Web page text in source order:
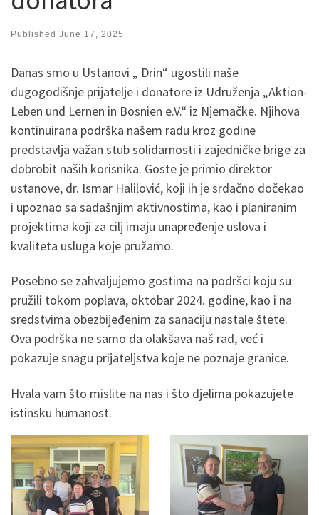
Published June 17, 2025
Danas smo u Ustanovi „ Drin“ ugostili naše
dugogodišnje prijatelje i donatore iz Udruženja „Aktion-
Leben und Lernen in Bosnien e.V.“ iz Njemačke. Njihova
kontinuirana podrška našem radu kroz godine
predstavlja važan stub solidarnosti i zajedničke brige za
dobrobit naših korisnika. Goste je primio direktor
ustanove, dr. Ismar Halilović, koji ih je srdačno dočekao
i upoznao sa sadašnjim aktivnostima, kao i planiranim
projektima koji za cilj imaju unapređenje uslova i
kvaliteta usluga koje pružamo.
Posebno se zahvaljujemo gostima na podršci koju su
pružili tokom poplava, oktobar 2024. godine, kao i na
sredstvima obezbijeđenim za sanaciju nastale štete.
Ova podrška ne samo da olakšava naš rad, već i
pokazuje snagu prijateljstva koje ne poznaje granice.
Hvala vam što mislite na nas i što djelima pokazujete
istinsku humanost.